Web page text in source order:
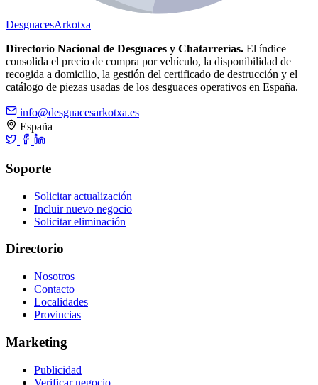
DesguacesArkotxa
Directorio Nacional de Desguaces y Chatarrerías. El índice
consolida el precio de compra por vehículo, la disponibilidad de
recogida a domicilio, la gestión del certificado de destrucción y el
catálogo de piezas usadas de los desguaces operativos en España.
info@desguacesarkotxa.es
España
Soporte
Solicitar actualización
Incluir nuevo negocio
Solicitar eliminación
Directorio
Nosotros
Contacto
Localidades
Provincias
Marketing
Publicidad
Verificar negocio